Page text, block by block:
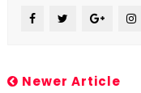
Newer Article